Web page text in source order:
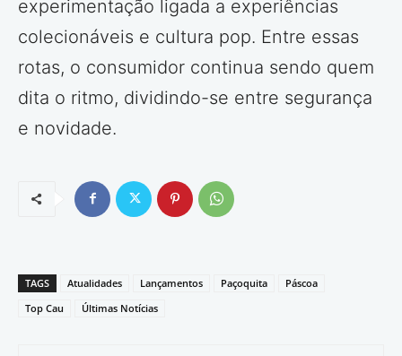
experimentação ligada a experiências
colecionáveis e cultura pop. Entre essas
rotas, o consumidor continua sendo quem
dita o ritmo, dividindo-se entre segurança
e novidade.
TAGS Atualidades Lançamentos Paçoquita
Páscoa
Top Cau
Últimas Notícias